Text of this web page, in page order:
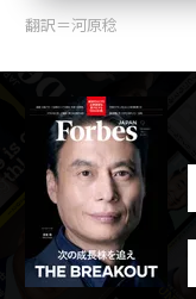
翻訳＝河原稔